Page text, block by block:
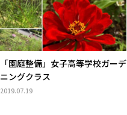
「園庭整備」女子高等学校ガーデ
ニングクラス
2019.07.19